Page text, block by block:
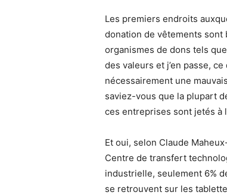
Les premiers endroits
donation de vêtements sont
organismes de dons tels
des valeurs et j’en passe, ce
nécessairement une
saviez-vous que la plupart
ces entreprises sont jetés à
Et oui, selon Claude
Centre de transfert
industrielle, seulement 6%
se retrouvent sur les